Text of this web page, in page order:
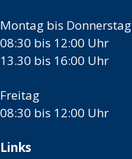
Montag bis Donnerstag
08:30 bis 12:00 Uhr
13.30 bis 16:00 Uhr
Freitag
08:30 bis 12:00 Uhr
Links